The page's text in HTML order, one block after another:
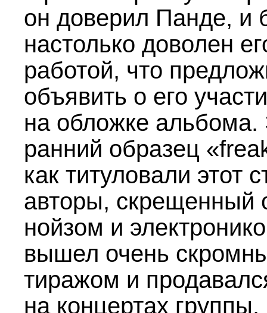
он доверил Панде, и
настолько доволен
работой, что
объявить о его
на обложке альбома.
ранний образец
как титуловали этот
авторы, скрещенный
нойзом и
вышел очень
тиражом и
на концертах группы.